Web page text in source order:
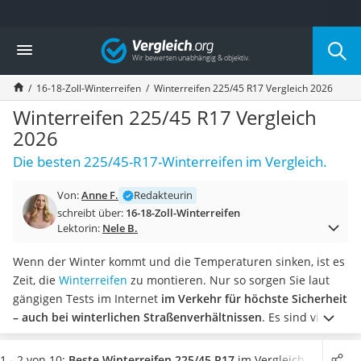
Die beliebtesten Vergleiche nach Kategorie
Auto & Motor
Fahrradträger-Anhängerkupplung (4 Fahrräder)
Fahrradträger
Fahrradträger (Anhängerkupplung)
Fahrradträger 3 Fahrräder
Benzinkanister (20 l)
Dashcam
Benzinkanister
Marderschreck
AGM-Batterie Wohnmobil
Thule-Fahrradträger
FM-Transmitter
Sommerreifen 205/55 R16
Autobatterie-Ladegerät
Vergleich
16-18-Zoll-Winterreifen Winterreifen 225/45 R17 Vergleich 2026
Winterreifen 225/45 R17 Vergleich
2026
Die besten 225/45-R17-Winterreifen im Vergleich.
Von:Anne F.
Redakteurin
schreibt über: 16-18-Zoll-Winterreifen
Lektorin: Nele B.
Wenn der Winter kommt und die Temperaturen sinken, ist es
Zeit, die Winterreifen zu montieren. Nur so sorgen Sie laut
gängigen Tests im Internet im Verkehr für höchste Sicherheit
– auch bei winterlichen Straßenverhältnissen. Es sind viele
verschiedene Reifengrößen erhältlich. 225/45-R17-
Winterreifen werden von vielen unterschiedlichen